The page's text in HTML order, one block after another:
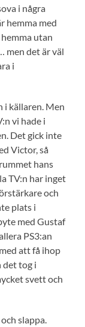
i några
hemma med
utan
men det är väl
i
i källaren. Men
vi hade i
Det gick inte
Victor, så
hans
TV:n har inget
och
plats i
med Gustaf
PS3:an
att få ihop
det tog i
svett och
slappa.